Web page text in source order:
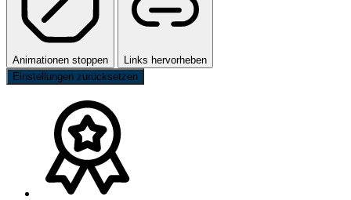
Animationen stoppen
Links hervorheben
Einstellungen zurücksetzen